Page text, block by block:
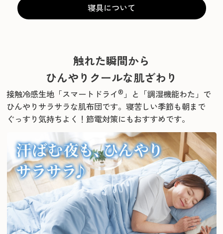
寝具について
触れた瞬間から
ひんやりクールな肌ざわり
接触冷感生地「スマートドライ® 」と「調湿機能わた」で
ひんやりサラサラな肌布団です。寝苦しい季節も朝まで
ぐっすり気持ちよく！節電対策にもおすすめです。